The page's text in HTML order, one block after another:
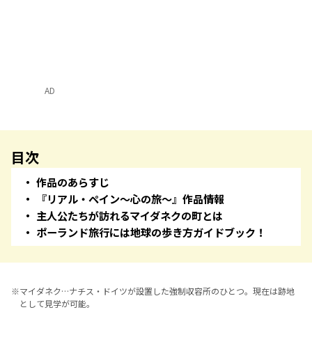
AD
目次
作品のあらすじ
『リアル・ペイン〜心の旅〜』作品情報
主人公たちが訪れるマイダネクの町とは
ポーランド旅行には地球の歩き方ガイドブック！
※マイダネク…ナチス・ドイツが設置した強制収容所のひとつ。現在は跡地
として見学が可能。